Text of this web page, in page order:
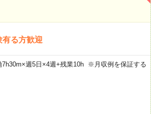
る方歓迎
週5日×4週+残業10h ※月収例を保証する